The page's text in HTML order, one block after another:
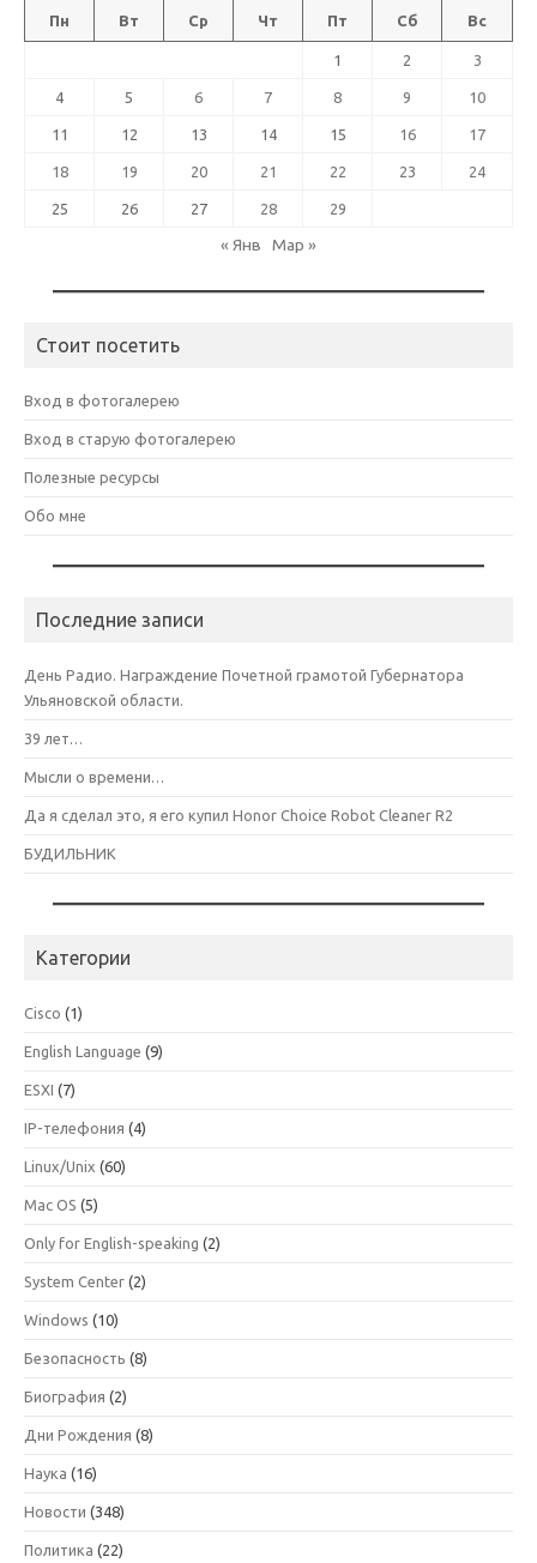
Пн Вт Ср Чт Пт Сб Вс
1 2 3
4 5 6 7 8 9 10
11 12 13 14 15 16 17
18 19 20 21 22 23 24
25 26 27 28 29
« Янв Мар »
Стоит посетить
Вход в фотогалерею
Вход в старую фотогалерею
Полезные ресурсы
Обо мне
Последние записи
День Радио. Награждение Почетной грамотой Губернатора
Ульяновской области.
39 лет…
Мысли о времени…
Да я сделал это, я его купил Honor Choice Robot Cleaner R2
БУДИЛЬНИК
Категории
Cisco (1)
English Language (9)
ESXI (7)
IP-телефония (4)
Linux/Unix (60)
Mac OS (5)
Only for English-speaking (2)
System Center (2)
Windows (10)
Безопасность (8)
Биография (2)
Дни Рождения (8)
Наука (16)
Новости (348)
Политика (22)